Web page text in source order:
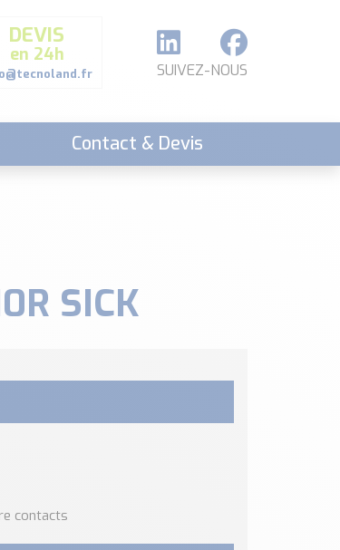
DEVIS
en 24h
SUIVEZ-NOUS
Contact & Devis
SICK
contacts